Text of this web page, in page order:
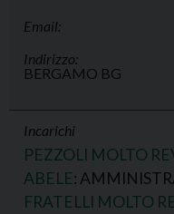
Email:
Indirizzo:
BERGAMO BG
Incarichi
PEZZOLI MOLTO
ABELE:
FRATELLI MOLTO